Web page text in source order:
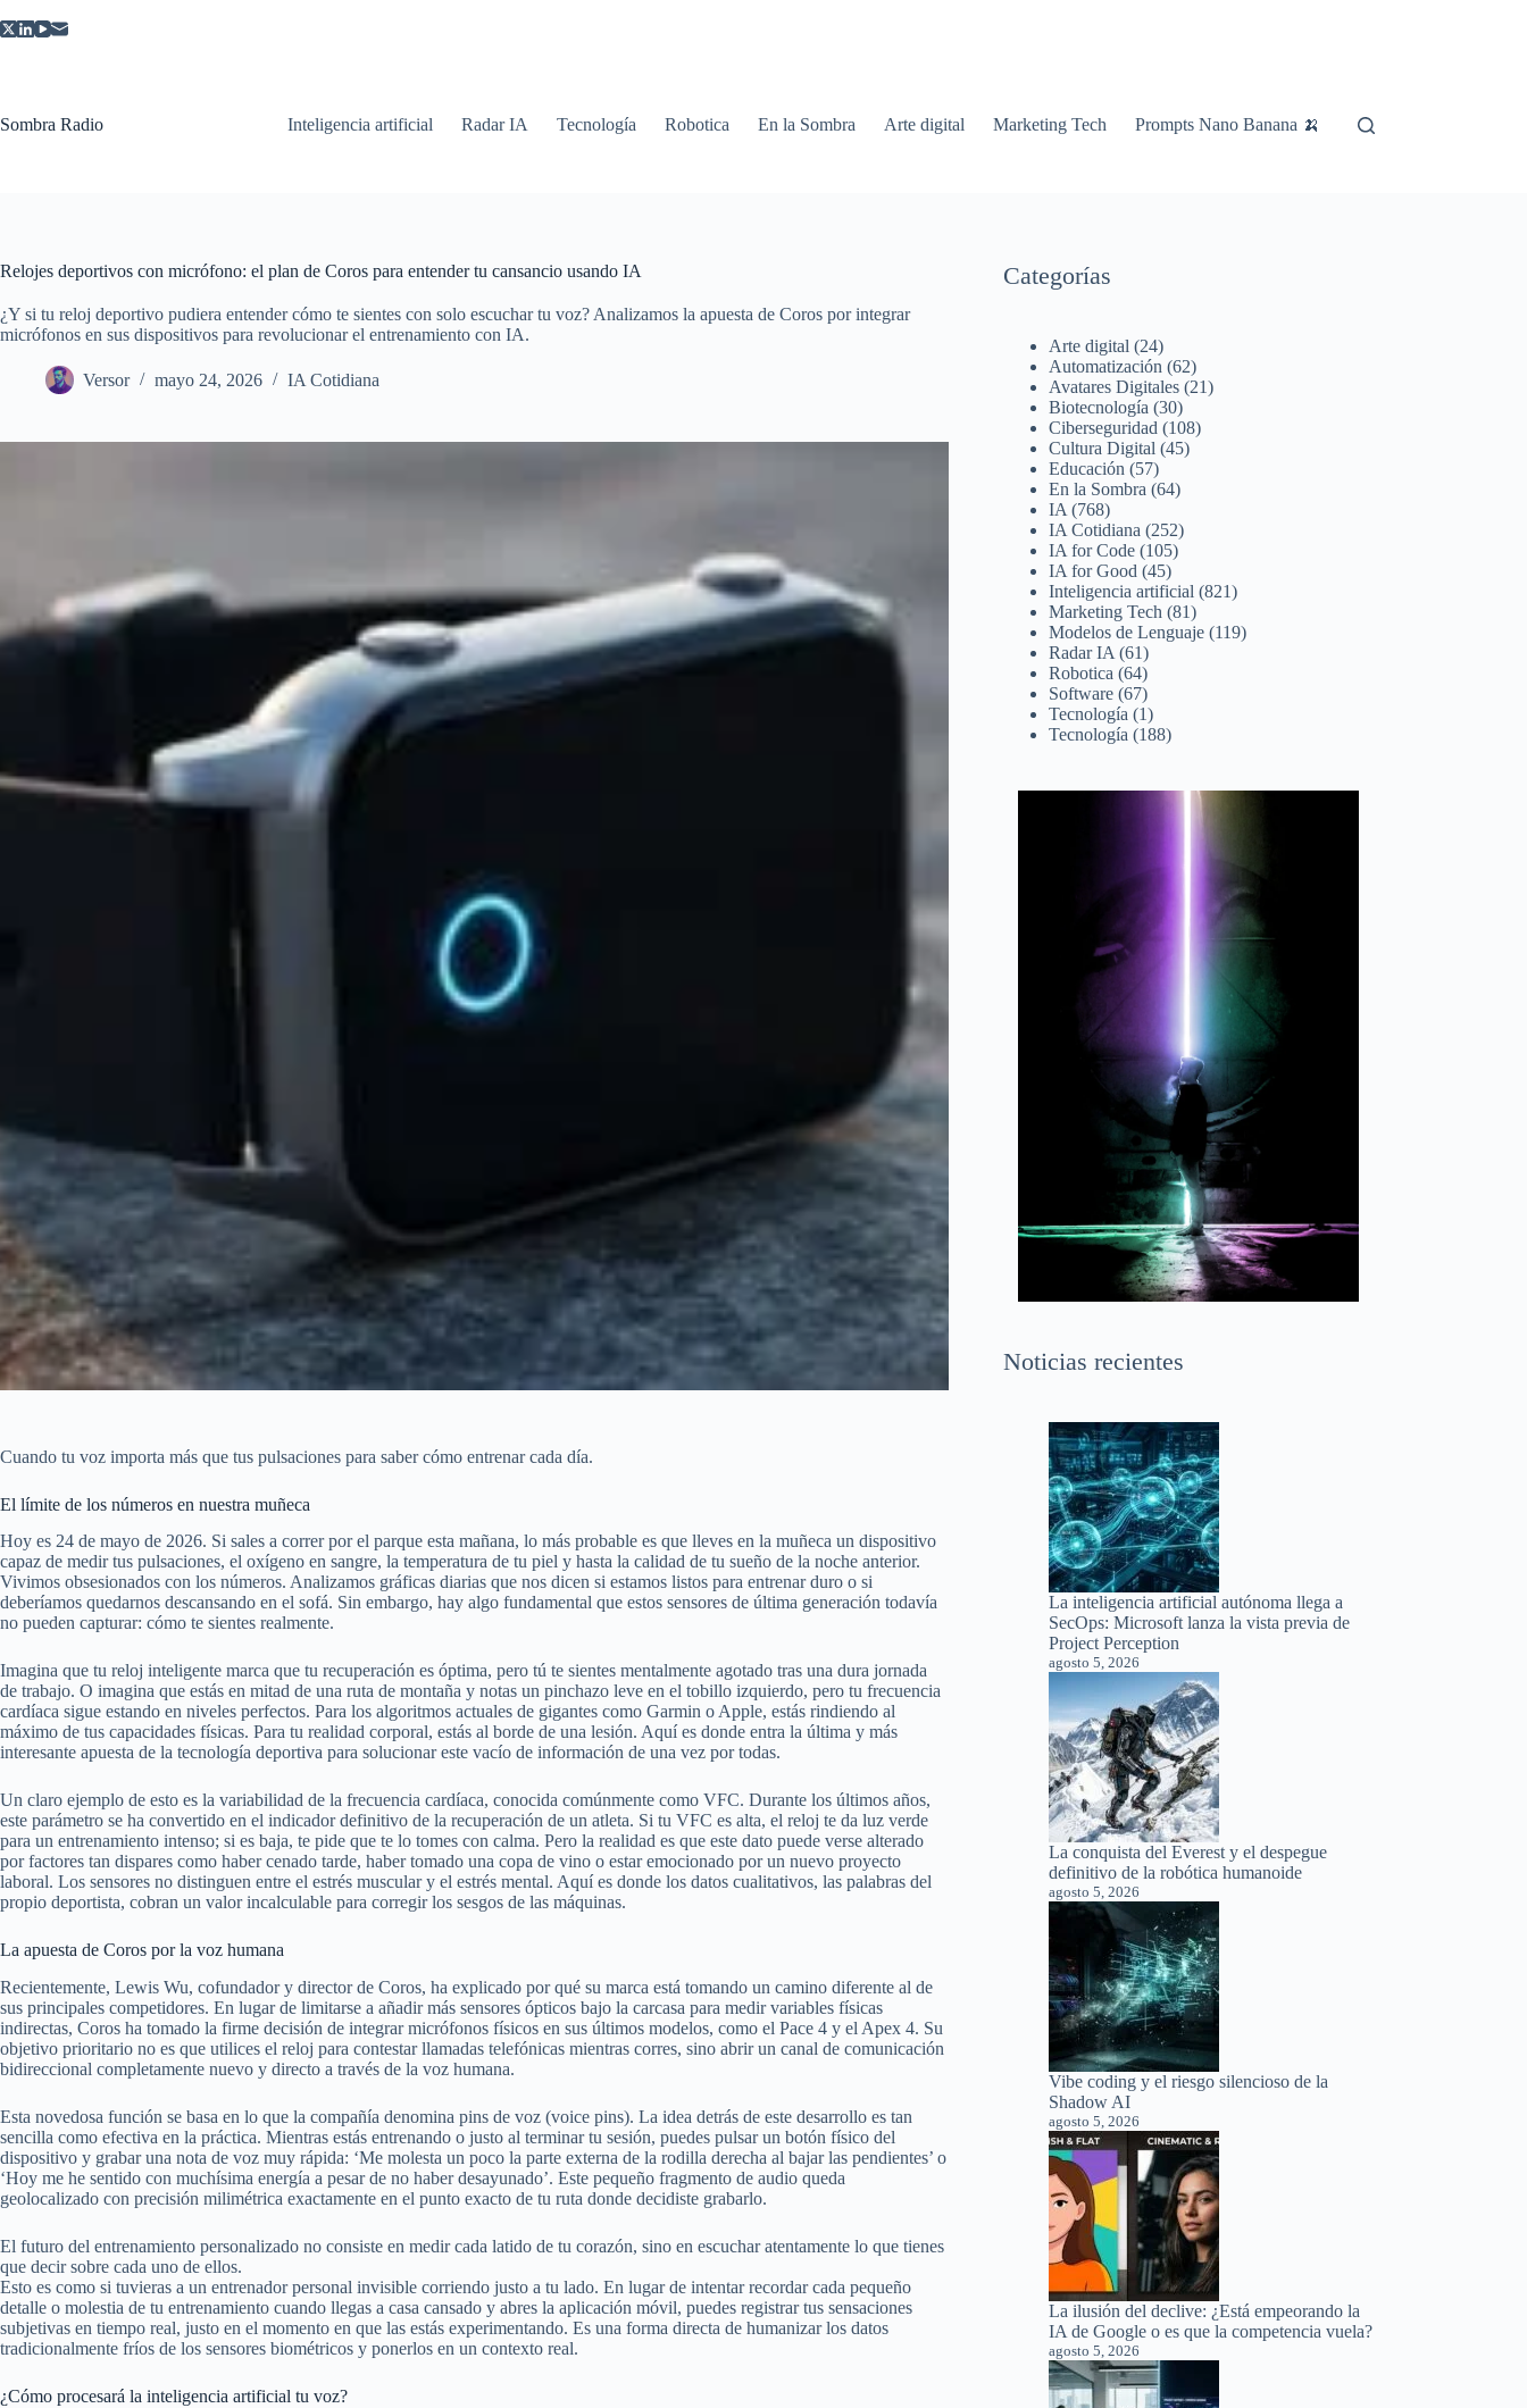
al
Sombra Radio Inteligencia artificial Radar IA Tecnología Robotica En la Sombra Arte digital Marketing Tech Prompts Nano Banana 🍌
Relojes deportivos con micrófono: el plan de Coros para entender tu cansancio usando IA
¿Y si tu reloj deportivo pudiera entender cómo te sientes con solo escuchar tu voz? Analizamos la apuesta de Coros por integrar
micrófonos en sus dispositivos para revolucionar el entrenamiento con IA.
Versor mayo 24, 2026 IA Cotidiana
Cuando tu voz importa más que tus pulsaciones para saber cómo entrenar cada día.
El límite de los números en nuestra muñeca
Hoy es 24 de mayo de 2026. Si sales a correr por el parque esta mañana, lo más probable es que lleves en la muñeca un dispositivo
capaz de medir tus pulsaciones, el oxígeno en sangre, la temperatura de tu piel y hasta la calidad de tu sueño de la noche anterior.
Vivimos obsesionados con los números. Analizamos gráficas diarias que nos dicen si estamos listos para entrenar duro o si
deberíamos quedarnos descansando en el sofá. Sin embargo, hay algo fundamental que estos sensores de última generación todavía
no pueden capturar: cómo te sientes realmente.
Imagina que tu reloj inteligente marca que tu recuperación es óptima, pero tú te sientes mentalmente agotado tras una dura jornada
de trabajo. O imagina que estás en mitad de una ruta de montaña y notas un pinchazo leve en el tobillo izquierdo, pero tu frecuencia
cardíaca sigue estando en niveles perfectos. Para los algoritmos actuales de gigantes como Garmin o Apple, estás rindiendo al
máximo de tus capacidades físicas. Para tu realidad corporal, estás al borde de una lesión. Aquí es donde entra la última y más
interesante apuesta de la tecnología deportiva para solucionar este vacío de información de una vez por todas.
Un claro ejemplo de esto es la variabilidad de la frecuencia cardíaca, conocida comúnmente como VFC. Durante los últimos años,
este parámetro se ha convertido en el indicador definitivo de la recuperación de un atleta. Si tu VFC es alta, el reloj te da luz verde
para un entrenamiento intenso; si es baja, te pide que te lo tomes con calma. Pero la realidad es que este dato puede verse alterado
por factores tan dispares como haber cenado tarde, haber tomado una copa de vino o estar emocionado por un nuevo proyecto
laboral. Los sensores no distinguen entre el estrés muscular y el estrés mental. Aquí es donde los datos cualitativos, las palabras del
propio deportista, cobran un valor incalculable para corregir los sesgos de las máquinas.
La apuesta de Coros por la voz humana
Recientemente, Lewis Wu, cofundador y director de Coros, ha explicado por qué su marca está tomando un camino diferente al de
sus principales competidores. En lugar de limitarse a añadir más sensores ópticos bajo la carcasa para medir variables físicas
indirectas, Coros ha tomado la firme decisión de integrar micrófonos físicos en sus últimos modelos, como el Pace 4 y el Apex 4. Su
objetivo prioritario no es que utilices el reloj para contestar llamadas telefónicas mientras corres, sino abrir un canal de comunicación
bidireccional completamente nuevo y directo a través de la voz humana.
Esta novedosa función se basa en lo que la compañía denomina pins de voz (voice pins). La idea detrás de este desarrollo es tan
sencilla como efectiva en la práctica. Mientras estás entrenando o justo al terminar tu sesión, puedes pulsar un botón físico del
dispositivo y grabar una nota de voz muy rápida: ‘Me molesta un poco la parte externa de la rodilla derecha al bajar las pendientes’ o
‘Hoy me he sentido con muchísima energía a pesar de no haber desayunado’. Este pequeño fragmento de audio queda
geolocalizado con precisión milimétrica exactamente en el punto exacto de tu ruta donde decidiste grabarlo.
El futuro del entrenamiento personalizado no consiste en medir cada latido de tu corazón, sino en escuchar atentamente lo que tienes
que decir sobre cada uno de ellos.
Esto es como si tuvieras a un entrenador personal invisible corriendo justo a tu lado. En lugar de intentar recordar cada pequeño
detalle o molestia de tu entrenamiento cuando llegas a casa cansado y abres la aplicación móvil, puedes registrar tus sensaciones
subjetivas en tiempo real, justo en el momento en que las estás experimentando. Es una forma directa de humanizar los datos
tradicionalmente fríos de los sensores biométricos y ponerlos en un contexto real.
¿Cómo procesará la inteligencia artificial tu voz?
Categorías
Arte digital (24)
Automatización (62)
Avatares Digitales (21)
Biotecnología (30)
Ciberseguridad (108)
Cultura Digital (45)
Educación (57)
En la Sombra (64)
IA (768)
IA Cotidiana (252)
IA for Code (105)
IA for Good (45)
Inteligencia artificial (821)
Marketing Tech (81)
Modelos de Lenguaje (119)
Radar IA (61)
Robotica (64)
Software (67)
Tecnología (1)
Tecnología (188)
Noticias recientes
La inteligencia artificial autónoma llega a
SecOps: Microsoft lanza la vista previa de
Project Perception
agosto 5, 2026
La conquista del Everest y el despegue
definitivo de la robótica humanoide
agosto 5, 2026
Vibe coding y el riesgo silencioso de la
Shadow AI
agosto 5, 2026
La ilusión del declive: ¿Está empeorando la
IA de Google o es que la competencia vuela?
agosto 5, 2026